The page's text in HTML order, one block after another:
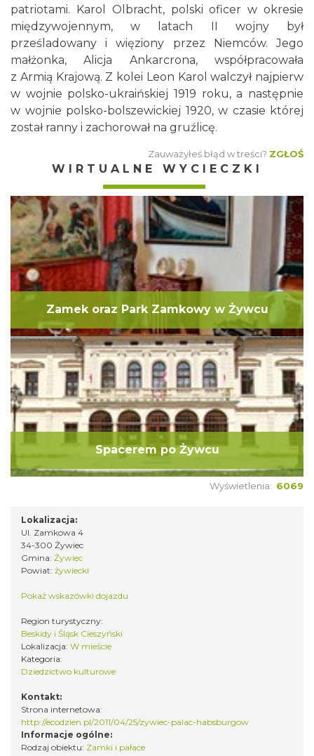
patriotami. Karol Olbracht, polski oficer w okresie
międzywojennym, w latach II wojny był
prześladowany i więziony przez Niemców. Jego
małżonka, Alicja Ankarcrona, współpracowała
z Armią Krajową. Z kolei Leon Karol walczył najpierw
w wojnie polsko-ukraińskiej 1919 roku, a następnie
w wojnie polsko-bolszewickiej 1920, w czasie której
został ranny i zachorował na gruźlicę.
Zauważyłeś błąd w treści? ZGŁOŚ
WIRTUALNE WYCIECZKI
Zamek oraz Park Zamkowy w Żywcu
Spacerem po Żywcu
Wyświetlenia: 6069
Lokalizacja:
Ul. Zamkowa 4
34-300 Żywiec
Gmina: Żywiec
Powiat: żywiecki
Pokaż wskazówki dojazdu
Region turystyczny:
Beskidy i Śląsk Cieszyński
Lokalizacja: W mieście
Kategoria:
Dziedzictwo kulturowe
Kontakt:
Strona internetowa:
http://ecodzien.pl/2011/04/25/zywiec-palac-habsburgow
Informacje ogólne:
Rodzaj obiektu: Zamki i pałace